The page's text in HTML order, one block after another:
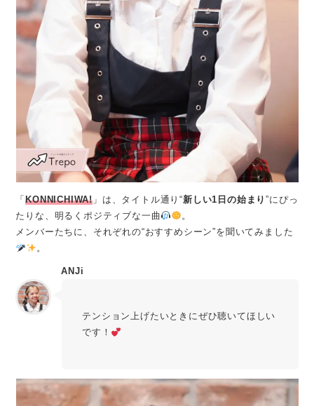
「KONNICHIWA! 」は、タイトル通り“新しい1日の始まり”にぴっ
たりな、明るくポジティブな一曲
。
メンバーたちに、それぞれの“おすすめシーン”を聞いてみました
。
ANJi
テンション上げたいときにぜひ聴いてほしい
です！